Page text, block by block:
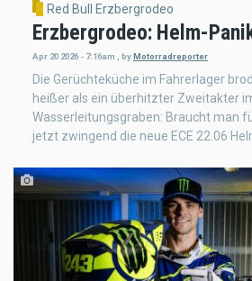
Red Bull Erzbergrodeo
Erzbergrodeo: Helm-
Apr 20 2026 - 7:16am byMotorradreporter
Die Gerüchteküche im Fahrerlager
heißer als ein überhitzter Zweitakter
Wasserleitungsgraben: Braucht man
jetzt zwingend die neue ECE 22.06